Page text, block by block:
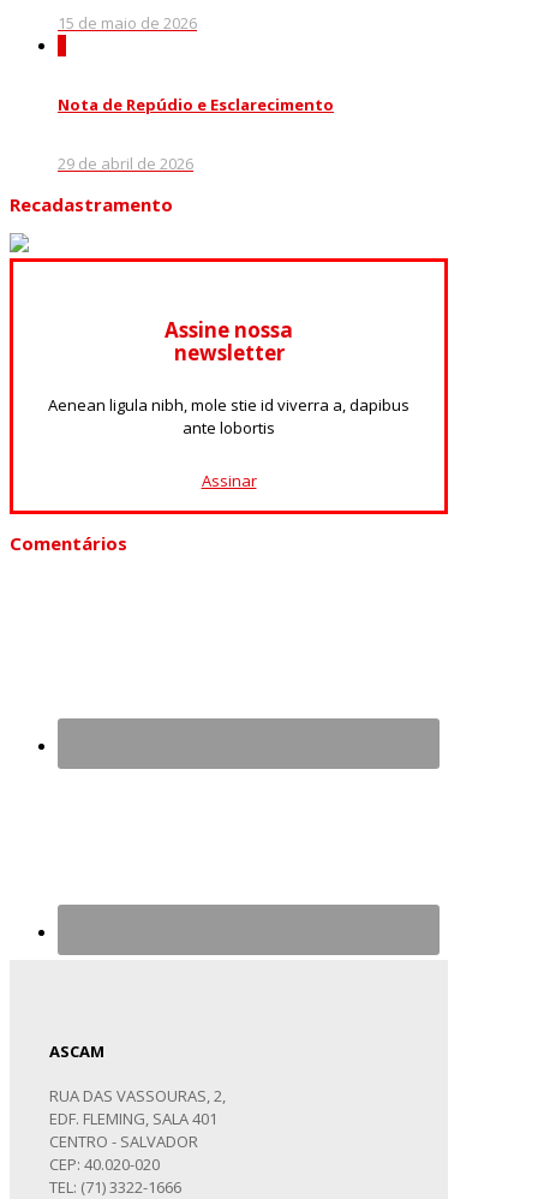
15 de maio de 2026
Nota de Repúdio e Esclarecimento
29 de abril de 2026
Recadastramento
Assine nossa
newsletter
Aenean ligula nibh, mole stie id viverra a, dapibus
ante lobortis
Assinar
Comentários
ASCAM
RUA DAS VASSOURAS, 2,
EDF. FLEMING, SALA 401
CENTRO - SALVADOR
CEP: 40.020-020
TEL: (71) 3322-1666